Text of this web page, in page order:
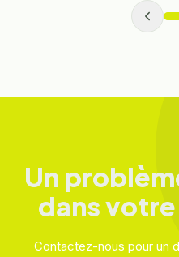
Un
dans
Contactez-nous pour un